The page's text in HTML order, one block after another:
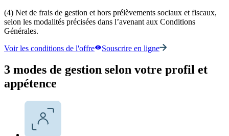
(4) Net de frais de gestion et hors prélèvements sociaux et fiscaux,
selon les modalités précisées dans l’avenant aux Conditions
Générales.
Voir les conditions de l'offre
Souscrire en ligne
3 modes de gestion selon votre profil et
appétence